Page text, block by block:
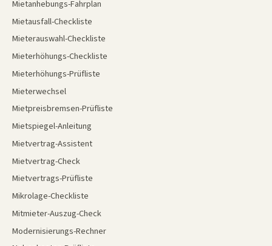
Mietanhebungs-Fahrplan
Mietausfall-Checkliste
Mieterauswahl-Checkliste
Mieterhöhungs-Checkliste
Mieterhöhungs-Prüfliste
Mieterwechsel
Mietpreisbremsen-Prüfliste
Mietspiegel-Anleitung
Mietvertrag-Assistent
Mietvertrag-Check
Mietvertrags-Prüfliste
Mikrolage-Checkliste
Mitmieter-Auszug-Check
Modernisierungs-Rechner